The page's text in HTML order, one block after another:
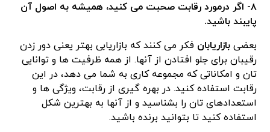
۸- اگر درمورد رقابت صحبت می کنید، همیشه به اصول آن
پایبند باشید.
بعضیبازاریابان فکر می کنند که بازاریابی بهتر یعنی دور زدن
رقیبان برای جلو افتادن از آنها. از همه ظرفیت ها و توانایی
تان و امکاناتی که مجموعه کاری به شما می دهد، در این
رقابت استفاده کنید. در بهره گیری از رقابت، ویژگی ها و
استعدادهای تان را بشناسید و از آنها به بهترین شکل
استفاده کنید تا بتوانید برنده باشید.